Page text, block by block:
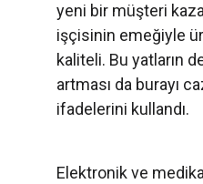
yeni bir müşteri
işçisinin emeğiyle
kaliteli. Bu yatların
artması da burayı
ifadelerini kullandı.
Elektronik ve